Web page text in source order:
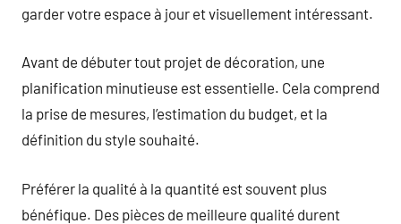
garder votre espace à jour et visuellement intéressant.
Avant de débuter tout projet de décoration, une
planification minutieuse est essentielle. Cela comprend
la prise de mesures, l’estimation du budget, et la
définition du style souhaité.
Préférer la qualité à la quantité est souvent plus
bénéfique. Des pièces de meilleure qualité durent